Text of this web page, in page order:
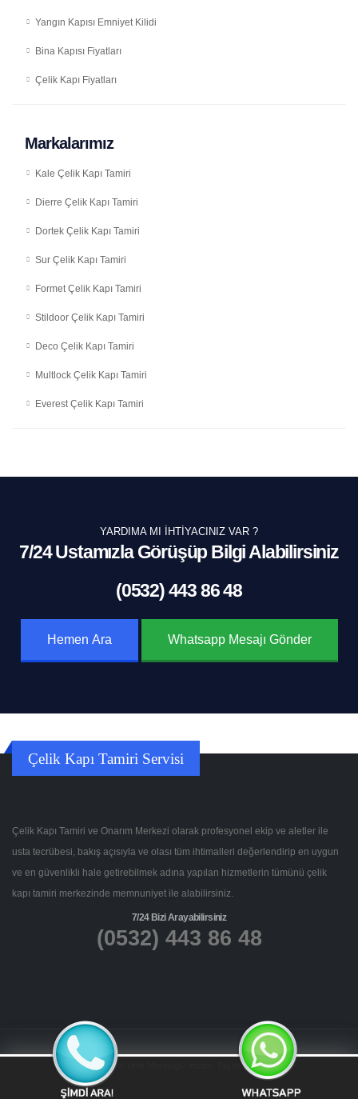
Yangın Kapısı Emniyet Kilidi
Bina Kapısı Fiyatları
Çelik Kapı Fiyatları
Markalarımız
Kale Çelik Kapı Tamiri
Dierre Çelik Kapı Tamiri
Dortek Çelik Kapı Tamiri
Sur Çelik Kapı Tamiri
Formet Çelik Kapı Tamiri
Stildoor Çelik Kapı Tamiri
Deco Çelik Kapı Tamiri
Multlock Çelik Kapı Tamiri
Everest Çelik Kapı Tamiri
YARDIMA MI İHTIYACINIZ VAR ?
7/24 Ustamızla Görüşüp Bilgi Alabilirsiniz
(0532) 443 86 48
Hemen Ara Whatsapp Mesajı Gönder
Çelik Kapı Tamiri Servisi
Çelik Kapı Tamiri ve Onarım Merkezi olarak profesyonel ekip ve aletler ile
usta tecrübesi, bakış açısıyla ve olası tüm ihtimalleri değerlendirip en uygun
ve en güvenlikli hale getirebilmek adına yapılan hizmetlerin tümünü çelik
kapı tamiri merkezinde memnuniyet ile alabilirsiniz.
7/24 Bizi Arayabilirsiniz
(0532) 443 86 48
Bu Site © Ümit Muratoğlu İmzası Taşımaktadır.